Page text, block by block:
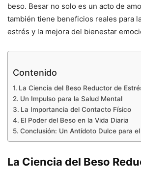
beso. Besar no solo es un acto de
también tiene beneficios reales para
estrés y la mejora del bienestar
Contenido
La Ciencia del Beso Reductor de
Un Impulso para la Salud Mental
La Importancia del Contacto Físico
El Poder del Beso en la Vida Diaria
Conclusión: Un Antídoto Dulce para
La Ciencia del Beso